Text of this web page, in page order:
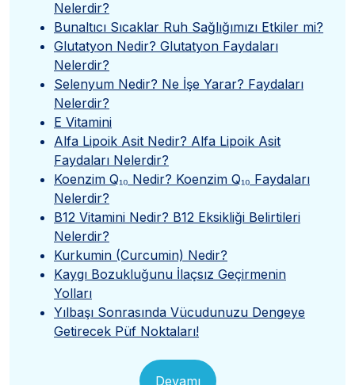
Nelerdir?
Bunaltıcı Sıcaklar Ruh Sağlığımızı Etkiler mi?
Glutatyon Nedir? Glutatyon Faydaları
Nelerdir?
Selenyum Nedir? Ne İşe Yarar? Faydaları
Nelerdir?
E Vitamini
Alfa Lipoik Asit Nedir? Alfa Lipoik Asit
Faydaları Nelerdir?
Koenzim Q₁₀ Nedir? Koenzim Q₁₀ Faydaları
Nelerdir?
B12 Vitamini Nedir? B12 Eksikliği Belirtileri
Nelerdir?
Kurkumin (Curcumin) Nedir?
Kaygı Bozukluğunu İlaçsız Geçirmenin
Yolları
Yılbaşı Sonrasında Vücudunuzu Dengeye
Getirecek Püf Noktaları!
Devamı